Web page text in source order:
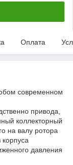
Оплата
современном
привода,
коллекторный
на валу ротора
корпуса
давления